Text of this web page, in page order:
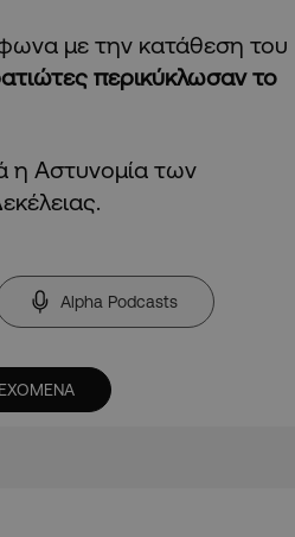
με την κατάθεση του
περικύκλωσαν το
η Αστυνομία των
Alpha Podcasts